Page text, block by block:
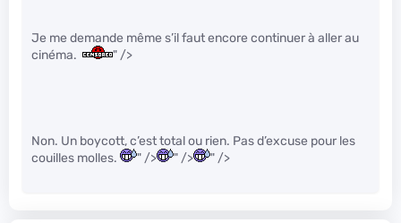
Je me demande même s’il faut encore continuer à aller au
cinéma.
" />
Non. Un boycott, c’est total ou rien. Pas d’excuse pour les
couilles molles.
" /> " /> " />